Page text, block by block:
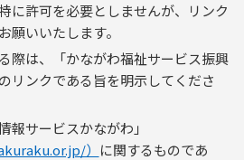
に許可を必要としませんが、リンク
願いいたします。
際は、「かながわ福祉サービス振興
リンクである旨を明示してくださ
報サービスかながわ」
） に関するものであ